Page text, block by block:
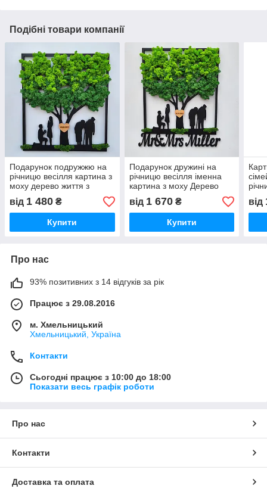
Подібні товари компанії
Подарунок подружжю на
річницю весілля картина з
моху дерево життя з
датою символічний декор
від 1 480 ₴
Купити
Подарунок дружині на
річницю весілля іменна
картина з моху Дерево
життя з датою та іменами
від 1 670₴
Купити
від
Про нас
93% позитивних з 14 відгуків за рік
Працює з 29.08.2016
м. Хмельницький
Хмельницький, Україна
Контакти
Сьогодні працює з 10:00 до 18:00
Показати весь графік роботи
Про нас
Контакти
Доставка та оплата